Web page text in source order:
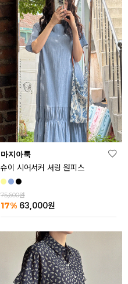
마지아룩
슈이 시어서커 셔링 원피스
75,600원
17% 63,000원